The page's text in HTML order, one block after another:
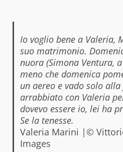
Io voglio bene a Valeria,
suo matrimonio.
nuora (Simona Ventura,
meno che domenica
un aereo e vado solo
arrabbiato con Valeria
dovevo essere io, lei ha
Se la tenesse.
Valeria Marini |©
Images